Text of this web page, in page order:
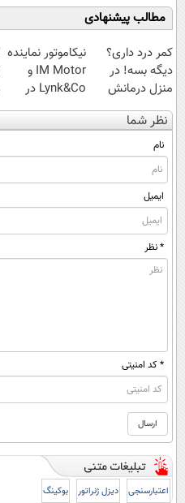
مطالب پیشنهادی
کمر درد داری؟
دیگه بسه! در
منزل درمانش
کن
(◀پرسش‌نامه)
نیکاموتور نماینده
IM Motor و
Lynk&Co در
ایران
نظر شما
نام
ایمیل
* نظر
* کد امنیتی
اعتبارسنجی دیزل ژنراتور بوکینگ